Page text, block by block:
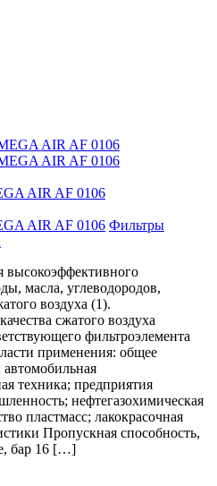
AIR AF 0106
AIR AF 0106 Фильтры
высокоэффективного
масла, углеводородов,
воздуха (1).
сжатого воздуха
фильтроэлемента
применения: общее
техника; предприятия
нефтегазохимическая
пластмасс; лакокрасочная
Пропускная способность,
бар 16 […]